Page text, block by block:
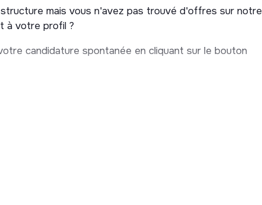
mais vous n'avez pas trouvé d'offres sur notre
à votre profil ?
candidature spontanée en cliquant sur le bouton